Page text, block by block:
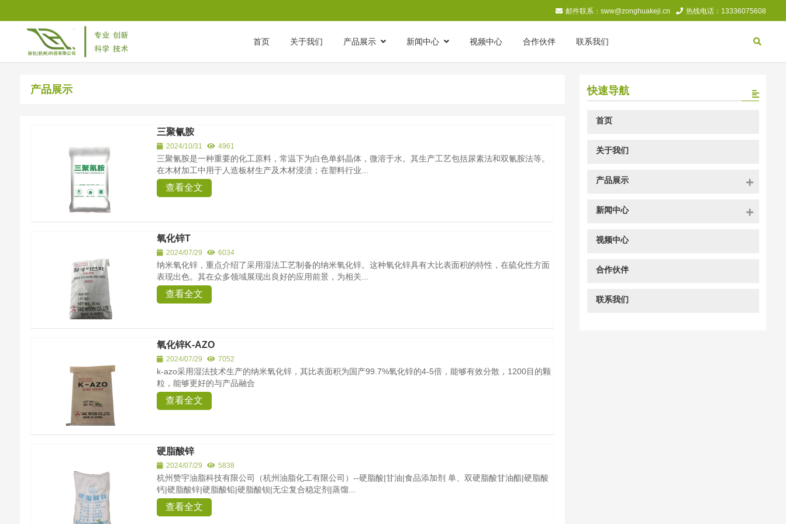
邮件联系：sww@zonghuakeji.cn 热线电话：13336075608
首页 关于我们 产品展示 新闻中心 视频中心 合作伙伴
联系我们
首页/产品展示
产品展示
三聚氰胺
2024/10/31 4961
三聚氰胺是一种重要的化工原料，常温下为白色单斜晶体，微溶于水。其生产工艺包括尿素法和双氰胺法等。
在木材加工中用于人造板材生产及木材浸渍；在塑料行业...
查看全文
氧化锌T
2024/07/29 6034
纳米氧化锌，重点介绍了采用湿法工艺制备的纳米氧化锌。这种氧化锌具有大比表面积的特性，在硫化性方面
表现出色。其在众多领域展现出良好的应用前景，为相关...
查看全文
氧化锌K-AZO
2024/07/29 7052
k-azo采用湿法技术生产的纳米氧化锌，其比表面积为国产99.7%氧化锌的4-5倍，能够有效分散，1200目的颗
粒，能够更好的与产品融合
查看全文
硬脂酸锌
2024/07/29 5838
杭州赞宇油脂科技有限公司（杭州油脂化工有限公司）--硬脂酸|甘油|食品添加剂 单、双硬脂酸甘油酯|硬脂酸
钙|硬脂酸锌|硬脂酸铅|硬脂酸钡|无尘复合稳定剂|蒸馏...
查看全文
快速导航
首页
关于我们
产品展示
新闻中心
视频中心
合作伙伴
联系我们